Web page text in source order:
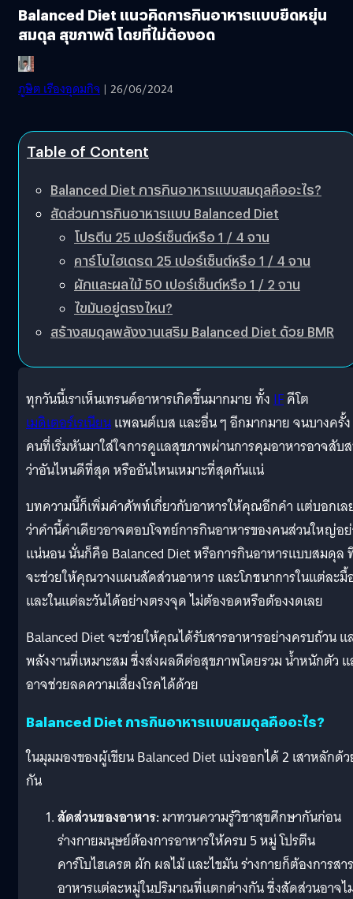
Balanced Diet แนวคิดการกินอาหารแบบยืดหยุ่น
สมดุล สุขภาพดี โดยที่ไม่ต้องอด
ภูษิต เรืองอุดมกิจ | 26/06/2024
Table of Content
Balanced Diet การกินอาหารแบบสมดุลคืออะไร?
สัดส่วนการกินอาหารแบบ Balanced Diet
โปรตีน 25 เปอร์เซ็นต์หรือ 1 / 4 จาน
คาร์โบไฮเดรต 25 เปอร์เซ็นต์หรือ 1 / 4 จาน
ผักและผลไม้ 50 เปอร์เซ็นต์หรือ 1 / 2 จาน
ไขมันอยู่ตรงไหน?
สร้างสมดุลพลังงานเสริม Balanced Diet ด้วย BMR
ทุกวันนี้เราเห็นเทรนด์อาหารเกิดขึ้นมากมาย ทั้งIFคีโต
เมดิเตอร์เรเนียนแพลนต์เบส และอื่น ๆ อีกมากมาย จนบางครั้ง
คนที่เริ่มหันมาใส่ใจการดูแลสุขภาพผ่านการคุมอาหารอาจสับ
ว่าอันไหนดีที่สุด หรืออันไหนเหมาะที่สุดกันแน่
บทความนี้ก็เพิ่มคำศัพท์เกี่ยวกับอาหารให้คุณอีกคำ แต่บอกเล
ว่าคำนี้คำเดียวอาจตอบโจทย์การกินอาหารของคนส่วนใหญ่อ
แน่นอน นั่นก็คือ Balanced Diet หรือการกินอาหารแบบสมดุล
จะช่วยให้คุณวางแผนสัดส่วนอาหาร และโภชนาการในแต่ละมื้
และในแต่ละวันได้อย่างตรงจุด ไม่ต้องอดหรือต้องงดเลย
Balanced Diet จะช่วยให้คุณได้รับสารอาหารอย่างครบถ้วน แ
พลังงานที่เหมาะสม ซึ่งส่งผลดีต่อสุขภาพโดยรวม น้ำหนักตัว
อาจช่วยลดความเสี่ยงโรคได้ด้วย
Balanced Diet การกินอาหารแบบสมดุลคืออะไร?
ในมุมมองของผู้เขียน Balanced Diet แบ่งออกได้ 2 เสาหลักด้
กัน
สัดส่วนของอาหาร:มาทวนความรู้วิชาสุขศึกษากันก่อน
ร่างกายมนุษย์ต้องการอาหารให้ครบ 5 หมู่ โปรตีน
คาร์โบไฮเดรต ผัก ผลไม้ และไขมัน ร่างกายก็ต้องการสาร
อาหารแต่ละหมู่ในปริมาณที่แตกต่างกัน ซึ่งสัดส่วนอาจไ